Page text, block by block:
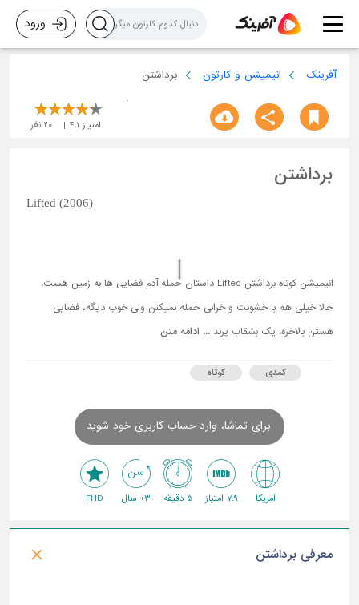
ورود
آفرینک انیمیشن و کارتون برداشتن
امتیاز 4.1
20 نفر
برداشتن
Lifted (2006)
انیمیشن کوتاه برداشتن Lifted داستان حمله آدم فضایی ها به زمین هست.
حالا خیلی هم با خشونت و خرابی حمله نمیکنن ولی خوب دیگه، فضایی
هستن بالاخره. یک بشقاب پرند ... ادامه متن
کمدی کوتاه
برای تماشا، وارد حساب کاربری خود شوید
آمریکا 7.9 امتیاز 5 دقیقه 3+ سال FHD
معرفی برداشتن